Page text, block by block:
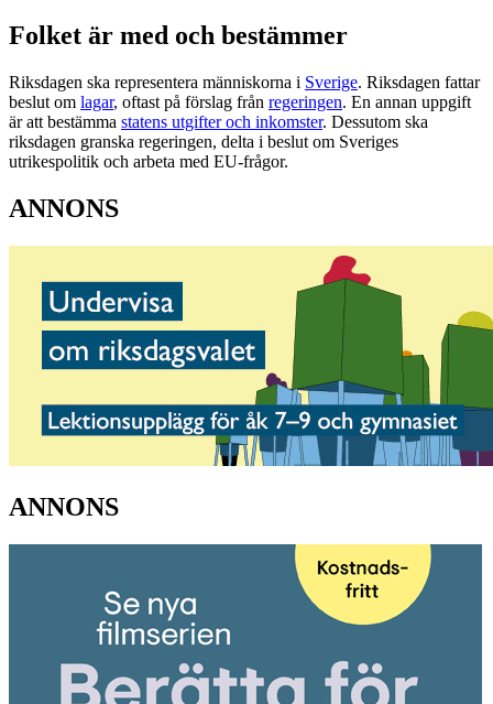
Folket är med och bestämmer
Riksdagen ska representera människorna i Sverige. Riksdagen fattar
beslut om lagar, oftast på förslag från regeringen. En annan uppgift
är att bestämma statens utgifter och inkomster. Dessutom ska
riksdagen granska regeringen, delta i beslut om Sveriges
utrikespolitik och arbeta med EU-frågor.
ANNONS
ANNONS